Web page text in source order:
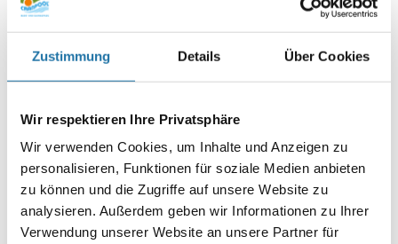
Zustimmung Details Über Cookies
Wir respektieren Ihre Privatsphäre
Wir verwenden Cookies, um Inhalte und Anzeigen zu
personalisieren, Funktionen für soziale Medien anbieten
zu können und die Zugriffe auf unsere Website zu
analysieren. Außerdem geben wir Informationen zu Ihrer
Verwendung unserer Website an unsere Partner für
Infoline:
DE: 089 / 451 08 93